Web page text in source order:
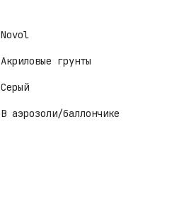
Novol
Акриловые грунты
Серый
В аэрозоли/баллончике